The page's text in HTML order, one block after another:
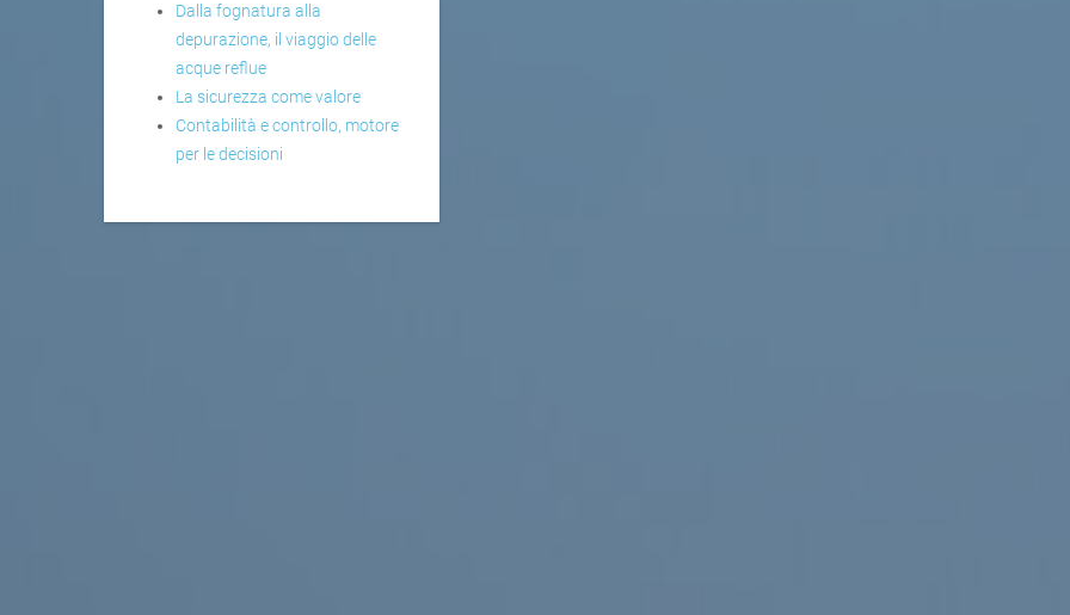
Dalla fognatura alla
depurazione, il viaggio delle
acque reflue
La sicurezza come valore
Contabilità e controllo, motore
per le decisioni